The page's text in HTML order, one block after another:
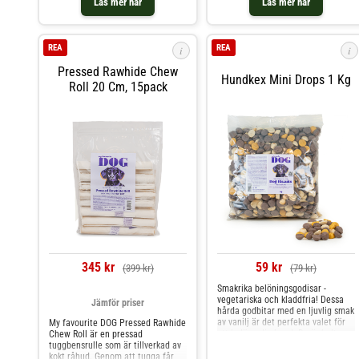
belönar flitigt, utan att
kompromissa med din hunds hälsa.
aktiveringsleksaker och de
levereras i en praktisk hink (i
godisarna håller sig mjuka längre.
Tänk på att godis och tugg är
ersätta ett helfoder av god
kvalitet.100% naturliga snacks!
i
Pressed Rawhide Chew
Roll 20 Cm, 15pack
REA
345 kr (399 kr)
Jämför priser
My favourite DOG Pressed Rawhide
Chew Roll är en pressad
tuggbensrulle som är tillverkad av
kokt råhud. Genom att tugga får
i
Hundkex Mini Drops 1 Kg
REA
59 kr (79 kr)
Smakrika belöningsgodisar -
vegetariska och kladdfria! Dessa
hårda godbitar med en ljuvlig smak
av vanilj är det perfekta valet för